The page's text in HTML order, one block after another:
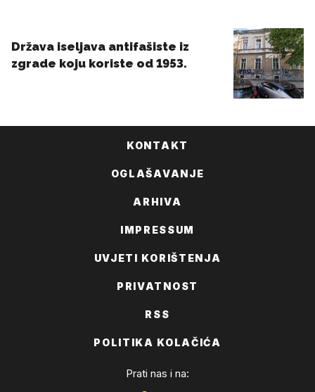
KONTAKT
OGLAŠAVANJE
ARHIVA
IMPRESSUM
UVJETI KORIŠTENJA
PRIVATNOST
RSS
POLITIKA KOLAČIĆA
Prati nas i na: